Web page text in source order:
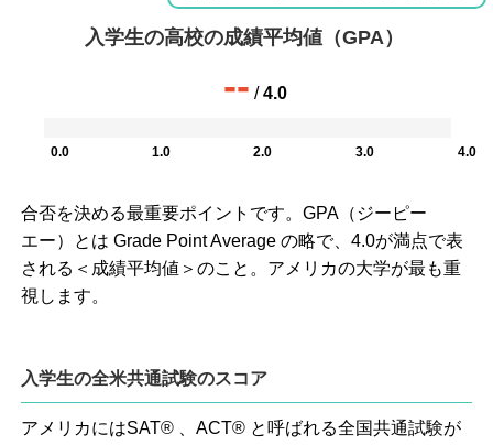
入学生の高校の成績平均値（GPA）
-- /4.0
0.0 1.0 2.0 3.0 4.0
合否を決める最重要ポイントです。GPA（ジーピー
エー）とは Grade Point Average の略で、4.0が満点で表
される＜成績平均値＞のこと。アメリカの大学が最も重
視します。
入学生の全米共通試験のスコア
アメリカにはSAT® 、ACT® と呼ばれる全国共通試験が